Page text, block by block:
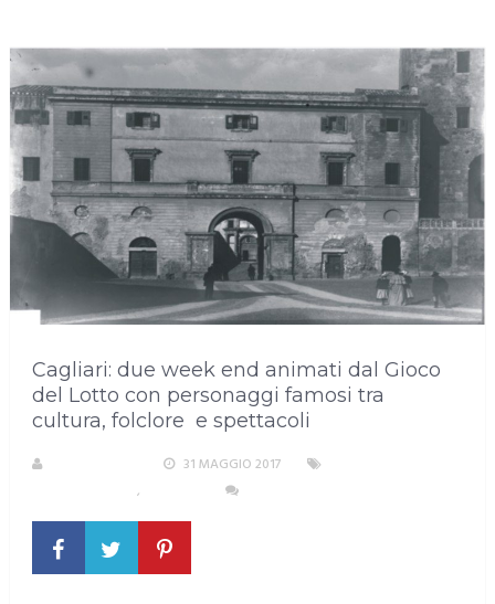
Cagliari: due week end animati dal Gioco
del Lotto con personaggi famosi tra
cultura, folclore e spettacoli
31 MAGGIO 2017
,